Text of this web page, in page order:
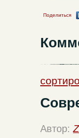
Поделиться
Автор: